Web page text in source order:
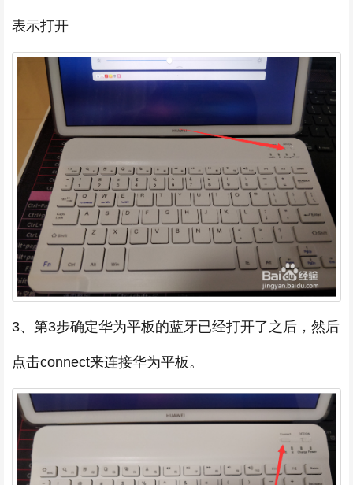
表示打开
3、第3步确定华为平板的蓝牙已经打开了之后，然后
点击connect来连接华为平板。